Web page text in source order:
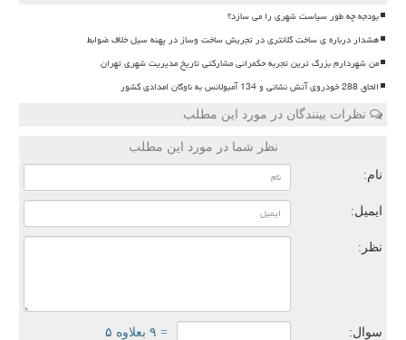
بودجه چه طور سیاست شهری را می سازد؟
هشدار درباره ی ساخت کلانتری در تجریش ساخت وساز در پهنه سیل خلاف ضوابط
من شهردارم بزرگ ترین تجربه حکمرانی مشارکتی تاریخ مدیریت شهری تهران
الحاق 288 خودروی آتش نشانی و 134 آمبولانس به ناوگان امدادی کشور
نظرات بینندگان در مورد این مطلب
نظر شما در مورد این مطلب
نام:
ایمیل:
نظر:
سوال: = ۹ بعلاوه ۵